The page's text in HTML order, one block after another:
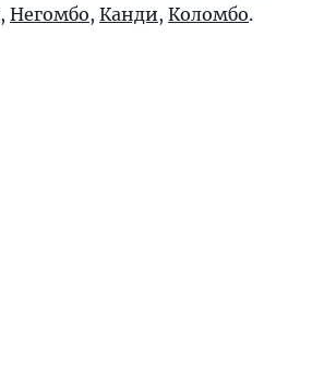
, Негомбо, Канди, Коломбо.